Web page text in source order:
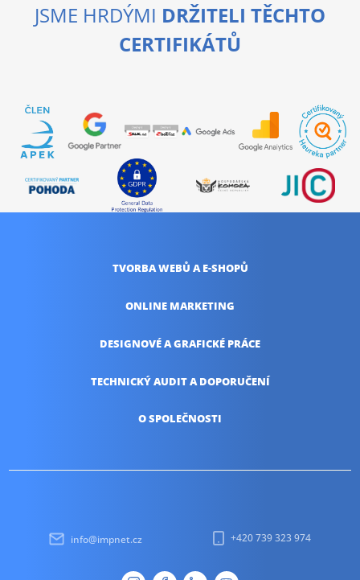
JSME HRDÝMI DRŽITELI TĚCHTO
CERTIFIKÁTŮ
TVORBA WEBŮ A E-SHOPŮ
ONLINE MARKETING
DESIGNOVÉ AGRAFICKÉ PRÁCE
TECHNICKÝ AUDITA DOPORUČENÍ
O SPOLEČNOSTI
info@impnet.cz +420 739 323 974